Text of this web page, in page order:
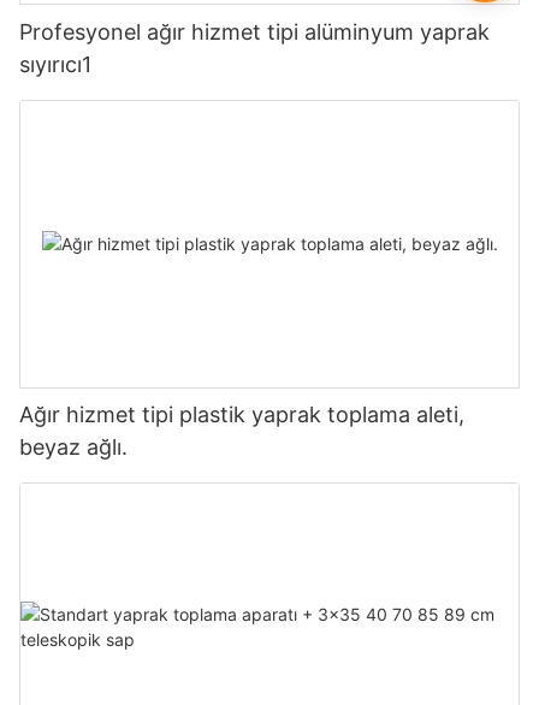
Profesyonel ağır hizmet tipi alüminyum yaprak
sıyırıcı1
Ağır hizmet tipi plastik yaprak toplama aleti,
beyaz ağlı.